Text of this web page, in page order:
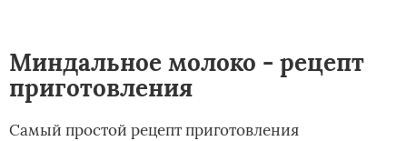
Миндальное молоко - рецепт
приготовления
Самый простой рецепт приготовления